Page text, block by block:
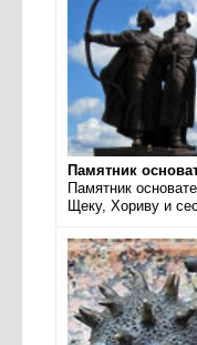
Памятник
Памятник
Щеку, Хориву и